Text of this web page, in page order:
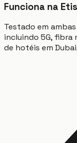
Funciona na
Testado em
incluindo 5G, fibra
de hotéis em